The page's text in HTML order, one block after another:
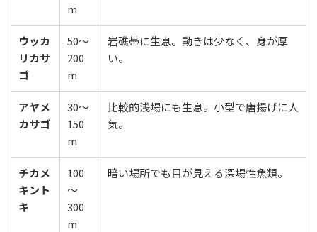
m
ウッカ
リカサ
ゴ
50〜
200
m
岩礁帯に生息。動きは少なく、身が厚
い。
アヤメ
カサゴ
30〜
150
m
比較的浅場にも生息。小型で唐揚げに人
気。
チカメ
キント
キ
100
〜
300
m
暗い場所でも目が見える深場性魚類。